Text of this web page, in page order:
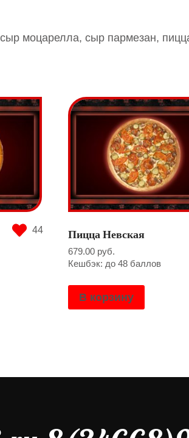
моцарелла, сыр пармезан,
44 Пицца Невская
679.00 руб.
Кешбэк: до 48 баллов
В корзину